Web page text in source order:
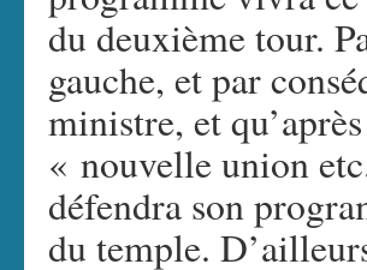
du deuxième tour.
gauche, et par
ministre, et
« nouvelle union
défendra son
du temple.